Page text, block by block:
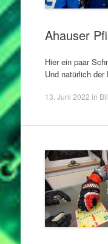
Ahauser
Hier ein paar
Und natürlich der
13. Juni 2022 in